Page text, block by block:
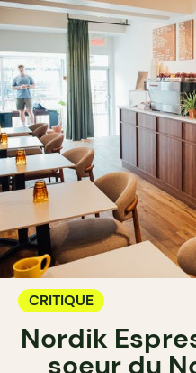
CRITIQUE
Nordik
soeur du